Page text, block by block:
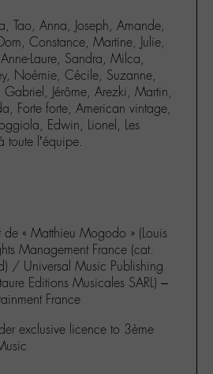
Tao, Anna, Joseph, Amande,
Constance, Martine, Julie,
Laure, Sandra, Milca,
Noémie, Cécile, Suzanne,
Gabriel, Jérôme, Arezki, Martin,
Forte forte, American vintage,
Edwin, Lionel, Les
toute l’équipe.
« Matthieu Mogodo » (Louis
Management France (cat.
/ Universal Music Publishing
Editions Musicales SARL) –
France
exclusive licence to 3ème